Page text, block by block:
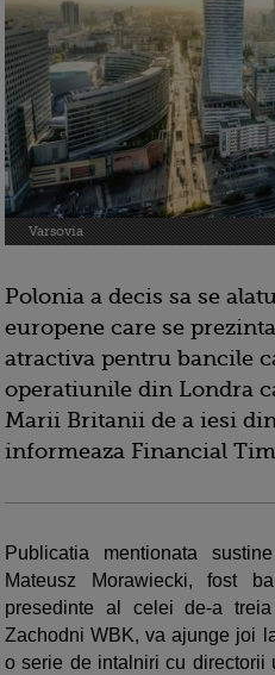
Varsovia
Polonia a decis sa se
europene care se
atractiva pentru bancile
operatiunile din Londra
Marii Britanii de a iesi
informeaza Financial
Publicatia mentionata
Mateusz Morawiecki, fost
presedinte al celei de-a
Zachodni WBK, va ajunge joi
o serie de intalniri cu directorii